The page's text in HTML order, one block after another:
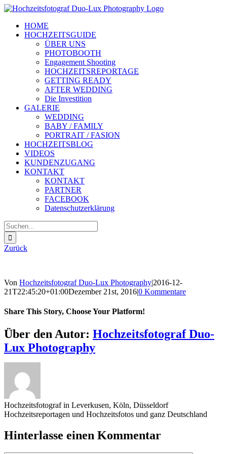
Zum
springenHOME
HOCHZEITSGUIDE
ÜBER UNS
PHOTOBOOTH
Engagement Shooting
HOCHZEITSREPORTAGE
GETTING READY
AFTER WEDDING
Die Investition
GALERIE
WEDDING
BABY / FAMILY
PORTRAIT / FASION
HOCHZEITSBLOG
VIDEOS
KUNDENZUGANG
KONTAKT
KONTAKT
PARTNER
FACEBOOK
Datenschutzerklärung
Suche
nach:
Zurück
Von Hochzeitsfotograf Duo-Lux Photography|2016-12-
21T22:45:20+01:00Dezember 21st, 2016|0 Kommentare
Share This Story, Choose Your Platform!
Sharing_facebook
Sharing_twitter
Sharing_reddit
Über den Autor: Hochzeitsfotograf Duo-
Lux Photography
Hochzeitsfotograf in Leverkusen, Köln, Düsseldorf
Hochzeitsreportagen und Hochzeitsfotos und ganz Deutschland
Hinterlasse einen Kommentar